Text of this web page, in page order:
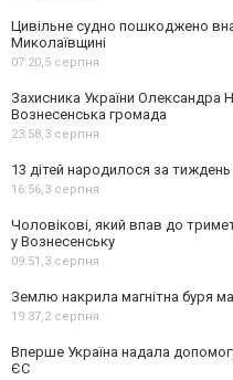
Цивільне судно пошкоджено
Миколаївщині
07:20,5 серпня
Захисника України Олександра
Вознесенська громада
23:58,3 серпня
13 дітей народилося за тиждень
16:56,3 серпня
Чоловікові, який впав до
у Вознесенську
09:51,3 серпня
Землю накрила магнітна буря
19:37,2 серпня
Вперше Україна надала
ЄС